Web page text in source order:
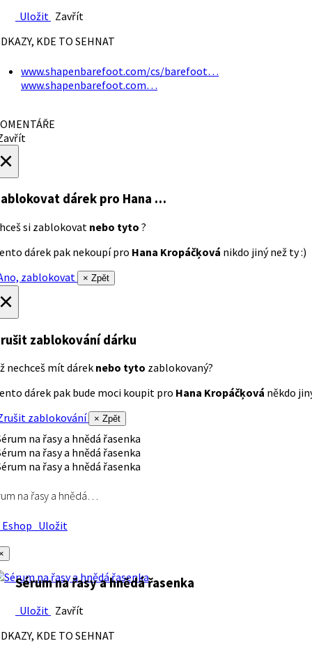
Uložit Zavřít
KDE TO SEHNAT
www.shapenbarefoot.com/cs/barefoot…
www.shapenbarefoot.com…
dárek pro Hana …
si zablokovat nebo tyto ?
dárek pak nekoupí pro Hana Kropáčķová nikdo jiný než ty :)
zablokovat
× Zpět
zablokování dárku
nechceš mít dárek nebo tyto zablokovaný?
dárek pak bude moci koupit pro Hana Kropáčķová někdo
zablokování
× Zpět
na řasy a hnědá…
Uložit
Sérum na řasy a hnědá řasenka
Uložit Zavřít
KDE TO SEHNAT